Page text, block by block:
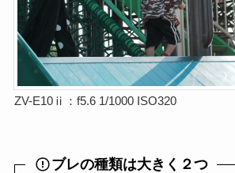
ZV-E10ⅱ：f5.6 1/1000 ISO320
ブレの種類は大きく２つ